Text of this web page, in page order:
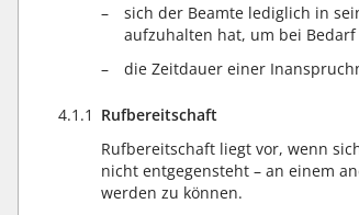
sich der Beamte lediglich in
aufzuhalten hat, um bei
die Zeitdauer einer
4.1.1 Rufbereitschaft
Rufbereitschaft liegt vor, wenn
nicht entgegensteht – an einem
werden zu können.